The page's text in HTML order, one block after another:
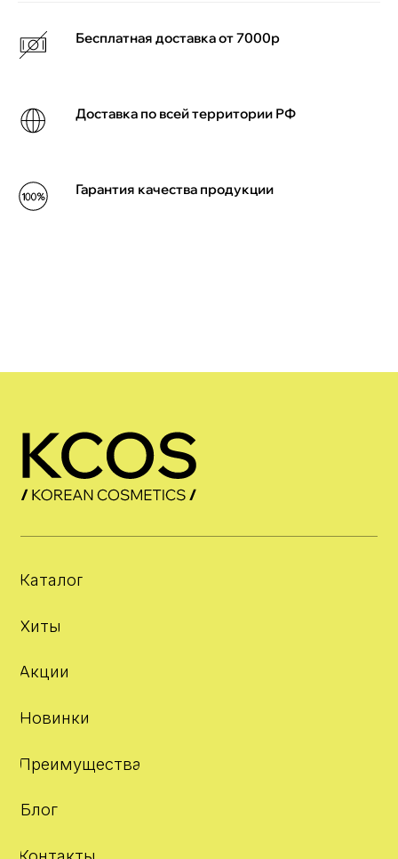
Бесплатная доставка от 7000р
Доставка по всей территории РФ
Гарантия качества продукции
Каталог
Акции
Новинки
Преимущества
Блог
+7 980 142 31 01
Отзывы